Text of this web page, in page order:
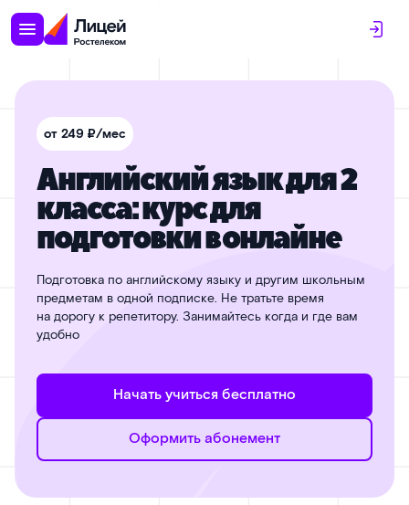
от 249 ₽/мес
Английский язык для 2
класса: курс для
подготовки в онлайне
Подготовка по английскому языку и другим школьным
предметам в одной подписке. Не тратьте время
на дорогу к репетитору. Занимайтесь когда и где вам
удобно
Начать учиться бесплатно
Оформить абонемент